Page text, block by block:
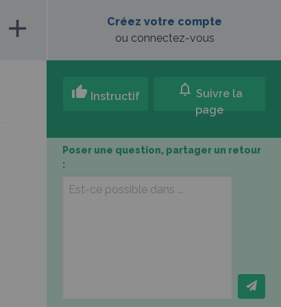
add
Créez votre compte
ou connectez-vous
thumb_up Instructif notifications Suivre la
page
Poser une question, partager un retour
: